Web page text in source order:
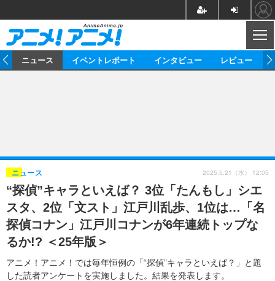
ゲーム グッズ
イベント 海外
海外イベント ビジネス
俳優・タレント アーティスト
ビジネス
アニメ 実写
書評 イベント
ゲーム
動画
アニメ 映画/ドラマ
アニメ！アニメ！TV
連載・コラム
ニュース イベントレポート インタビュー レビュー
“探偵”キャラといえば？ 3位「たんもし」シエ
スタ、2位「文スト」江戸川乱歩、1位は…「名
探偵コナン」江戸川コナンが6年連続トップな
るか!? ＜25年版＞
アニメ！アニメ！では毎年恒例の「“探偵”キャラといえば？」と題
した読者アンケートを実施しました。結果を発表します。
ニュース 2025.5.21（水） 12:05